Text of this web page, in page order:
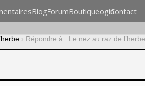
BlogForumBoutiqueLoginContact
› Répondre à : Le nez au raz de l’herbe